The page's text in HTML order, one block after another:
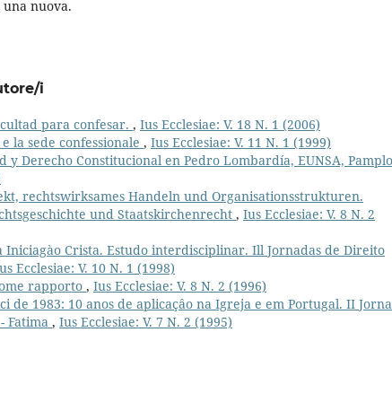
nuova.
i
para confesar. , Ius Ecclesiae: V. 18 N. 1 (2006)
la sede confessionale , Ius Ecclesiae: V. 11 N. 1 (1999)
y Derecho Constitucional en Pedro Lombardía, EUNSA,
rechtswirksames Handeln und Organisationsstrukturen.
und Staatskirchenrecht , Ius Ecclesiae: V. 8 N. 2
Iniciagào Crista. Estudo interdisciplinar. Ill Jornadas de Direito
Ecclesiae: V. 10 N. 1 (1998)
rapporto , Ius Ecclesiae: V. 8 N. 2 (1996)
de 1983: 10 anos de aplicaçâo na Igreja e em Portugal. II
Fatima , Ius Ecclesiae: V. 7 N. 2 (1995)